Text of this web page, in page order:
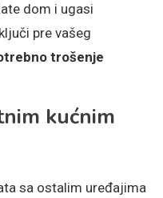
dom i ugasi
pre vašeg
trošenje
kućnim
sa ostalim uređajima